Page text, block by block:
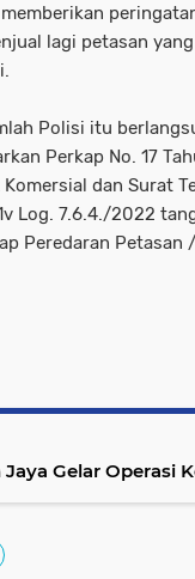
lagi petasan
Polisi itu
Perkap No. 17
dan Surat
Log. 7.6.4./2022
Peredaran
Gelar Operasi